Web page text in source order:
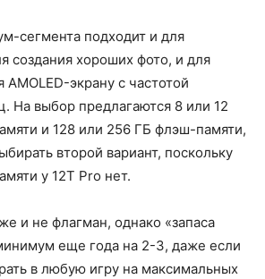
сегмента подходит и для
создания хороших фото, и для
AMOLED-экрану с частотой
На выбор предлагаются 8 или 12
и 128 или 256 ГБ флэш-памяти,
второй вариант, поскольку
у 12T Pro нет.
и не флагман, однако «запаса
еще года на 2-3, даже если
в любую игру на максимальных